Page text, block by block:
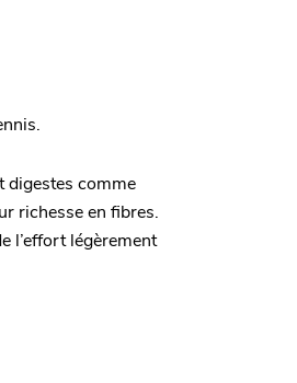
digestes comme
richesse en fibres.
l’effort légèrement